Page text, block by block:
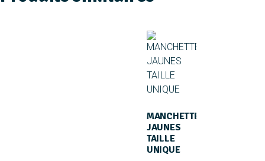
MANCHETTES
JAUNES
TAILLE
UNIQUE